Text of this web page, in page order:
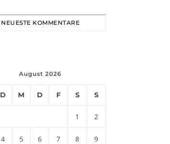
NEUESTE KOMMENTARE
August 2026
D M D F S S
1 2
4 5 6 7 8 9